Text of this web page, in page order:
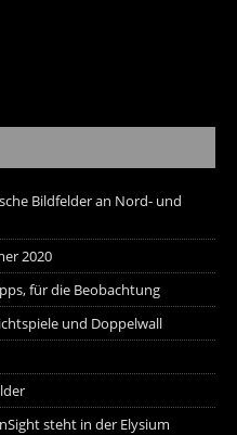
Bildfelder an Nord- und
2020
für die Beobachtung
und Doppelwall
steht in der Elysium